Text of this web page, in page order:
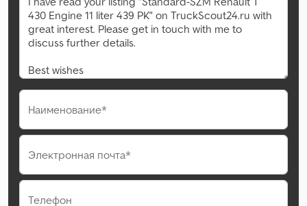
Наименование*
Электронная почта*
Телефон